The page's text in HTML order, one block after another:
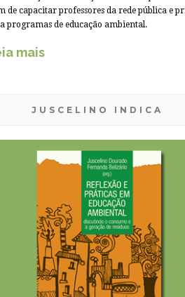
de capacitar professores da rede pública e
programas de educação ambiental.
mais
JUSCELINO INDICA